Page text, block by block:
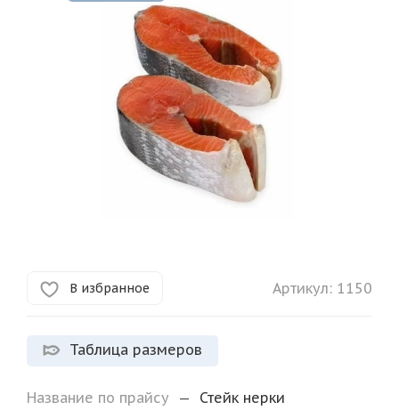
В избранное Артикул: 1150
Таблица размеров
Название по прайсу —
Стейк нерки